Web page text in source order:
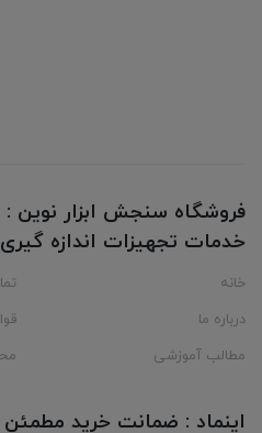
فروشگاه سنجش ابزار نوین :
خدمات تجهیزات اندازه گیری
خانه
درباره ما
مطالب آموزشی
اینماد : ضمانت خرید مطمئن